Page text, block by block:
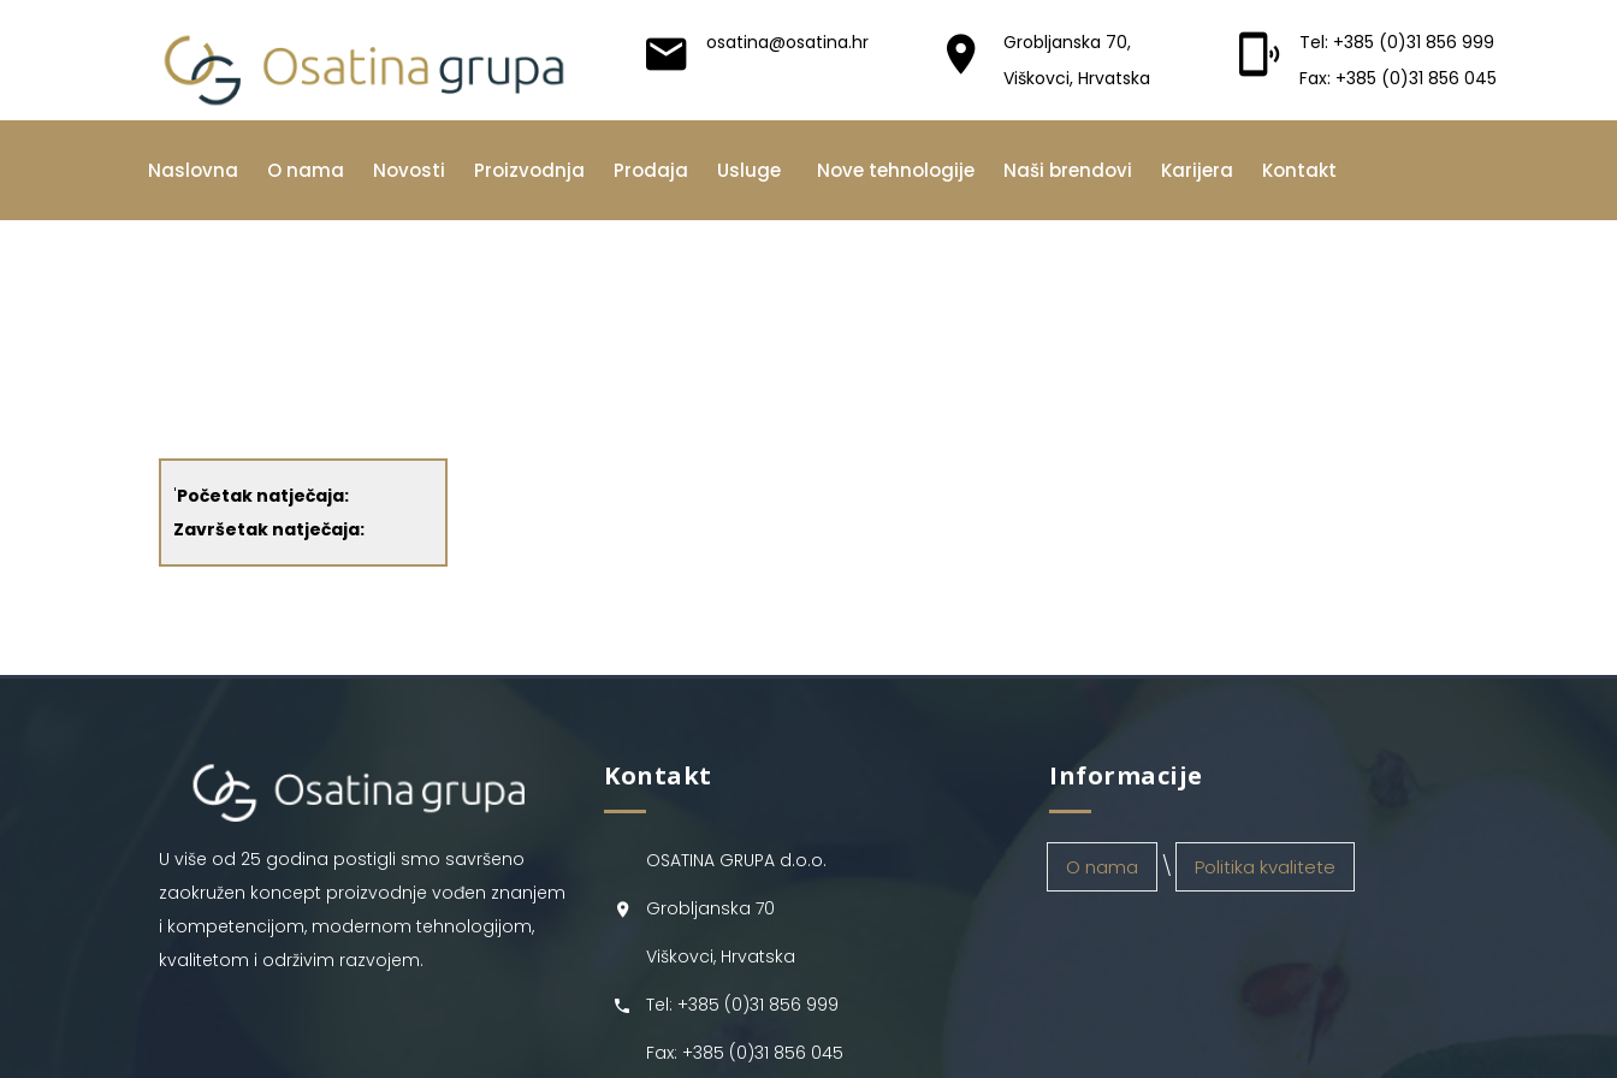
osatina@osatina.hr
Grobljanska 70,
Viškovci, Hrvatska
Tel: +385 (0)31 856 999
Fax: +385 (0)31 856 045
Naslovna O nama Novosti Proizvodnja Prodaja Usluge Nove tehnologije Naši brendovi Karijera Kontakt
'Početak natječaja:
Završetak natječaja:
U više od 25 godina postigli smo savršeno
zaokružen koncept proizvodnje vođen znanjem
i kompetencijom, modernom tehnologijom,
kvalitetom i održivim razvojem.
Kontakt
OSATINA GRUPA d.o.o.
Grobljanska 70
Viškovci, Hrvatska
Tel: +385 (0)31 856 999
Fax: +385 (0)31 856 045
Informacije
O nama Politika kvalitete